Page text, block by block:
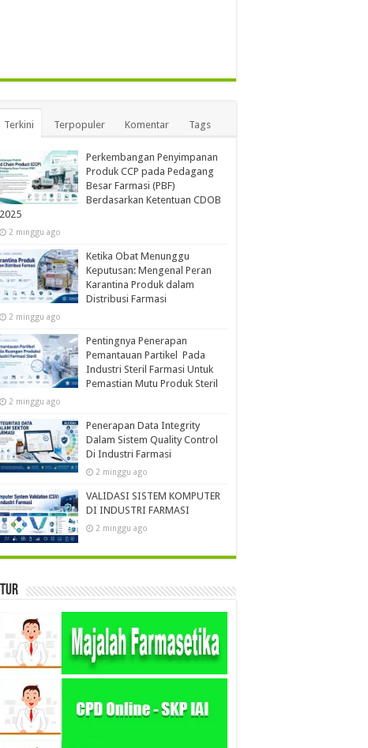
Terkini Terpopuler Komentar Tags
Perkembangan Penyimpanan
Produk CCP pada Pedagang
Besar Farmasi (PBF)
Berdasarkan Ketentuan CDOB
2025
2 minggu ago
Ketika Obat Menunggu
Keputusan: Mengenal Peran
Karantina Produk dalam
Distribusi Farmasi
2 minggu ago
Pentingnya Penerapan
Pemantauan Partikel Pada
Industri Steril Farmasi Untuk
Pemastian Mutu Produk Steril
2 minggu ago
Penerapan Data Integrity
Dalam Sistem Quality Control
Di Industri Farmasi
2 minggu ago
VALIDASI SISTEM KOMPUTER
DI INDUSTRI FARMASI
2 minggu ago